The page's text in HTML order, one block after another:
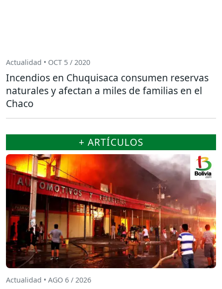
Actualidad • OCT 5 / 2020
Incendios en Chuquisaca consumen reservas
naturales y afectan a miles de familias en el
Chaco
+ ARTÍCULOS
Actualidad • AGO 6 / 2026